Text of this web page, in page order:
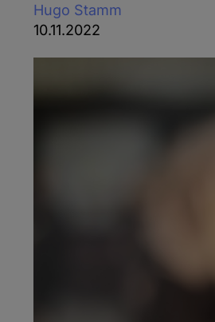
Hugo Stamm
10.11.2022